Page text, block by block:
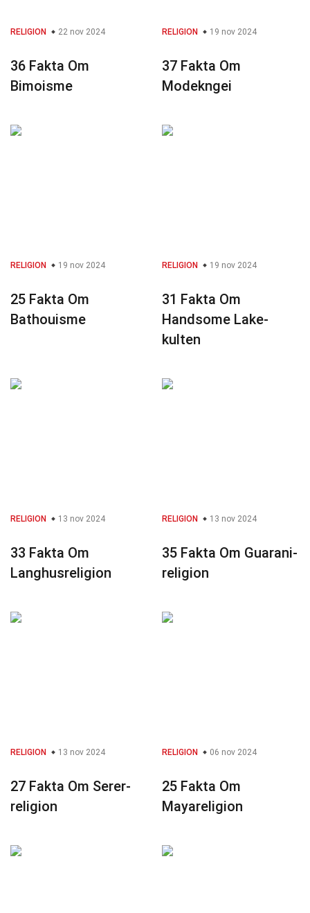
RELIGION 22 nov 2024
36 Fakta Om
Bimoisme
RELIGION 19 nov 2024
37 Fakta Om
Modekngei
RELIGION 19 nov 2024
25 Fakta Om
Bathouisme
RELIGION 19 nov 2024
31 Fakta Om
Handsome Lake-
kulten
RELIGION 13 nov 2024
33 Fakta Om
Langhusreligion
RELIGION 13 nov 2024
35 Fakta Om Guarani-
religion
RELIGION 13 nov 2024
27 Fakta Om Serer-
religion
RELIGION 06 nov 2024
25 Fakta Om
Mayareligion